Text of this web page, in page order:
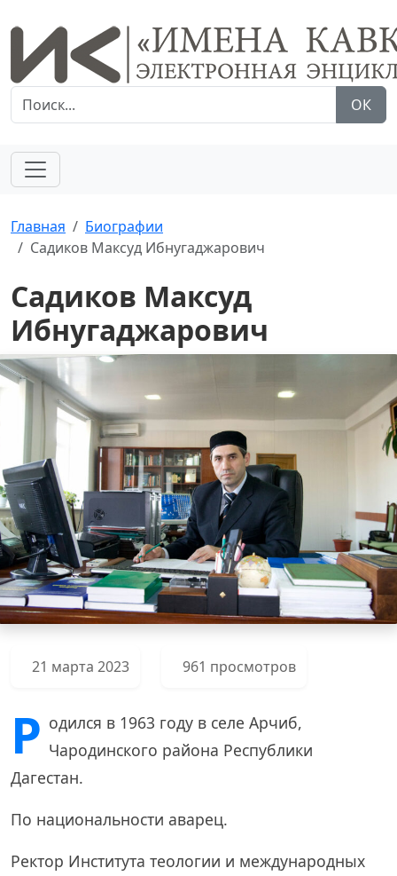
ОК
Главная
Биографии
Садиков Максуд Ибнугаджарович
Садиков Максуд
Ибнугаджарович
21 марта 2023 961 просмотров
Р одился в 1963 году в селе Арчиб,
Чародинского района Республики
Дагестан.
По национальности аварец.
Ректор Института теологии и международных